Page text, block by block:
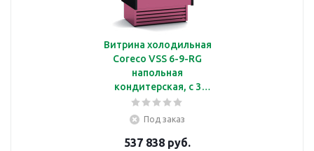
Витрина холодильная
Coreco VSS 6-9-RG
напольная
кондитерская, с 3
полками, с подсветкой
Под заказ
537 838 руб.